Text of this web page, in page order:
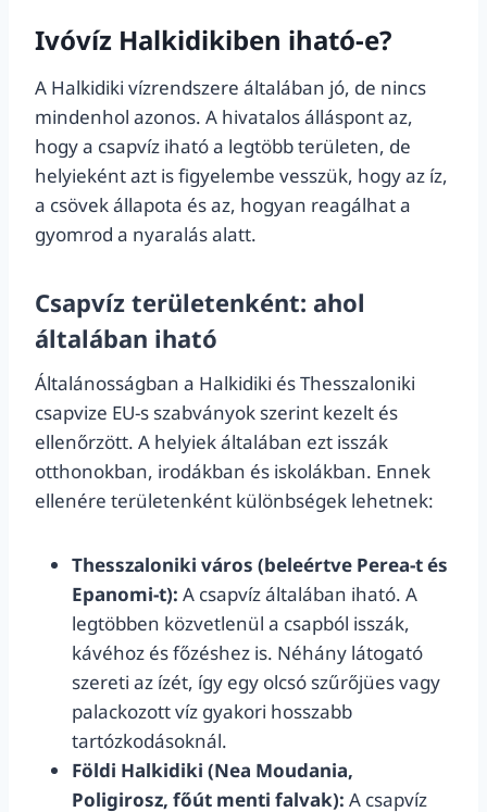
Ivóvíz Halkidikiben iható-e?
A Halkidiki vízrendszere általában jó, de nincs
mindenhol azonos. A hivatalos álláspont az,
hogy a csapvíz iható a legtöbb területen, de
helyieként azt is figyelembe vesszük, hogy az íz,
a csövek állapota és az, hogyan reagálhat a
gyomrod a nyaralás alatt.
Csapvíz területenként: ahol
általában iható
Általánosságban a Halkidiki és Thesszaloniki
csapvize EU-s szabványok szerint kezelt és
ellenőrzött. A helyiek általában ezt isszák
otthonokban, irodákban és iskolákban. Ennek
ellenére területenként különbségek lehetnek:
Thesszaloniki város (beleértve Perea-t és
Epanomi-t): A csapvíz általában iható. A
legtöbben közvetlenül a csapból isszák,
kávéhoz és főzéshez is. Néhány látogató
szereti az ízét, így egy olcsó szűrőjües vagy
palackozott víz gyakori hosszabb
tartózkodásoknál.
Földi Halkidiki (Nea Moudania,
Poligirosz, főút menti falvak): A csapvíz